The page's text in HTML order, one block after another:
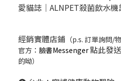
愛貓誌｜ALNPET殺菌飲水
經銷實體店鋪 （p.s. 訂單詢問
官方： 臉書Messenger點此發
的呦）